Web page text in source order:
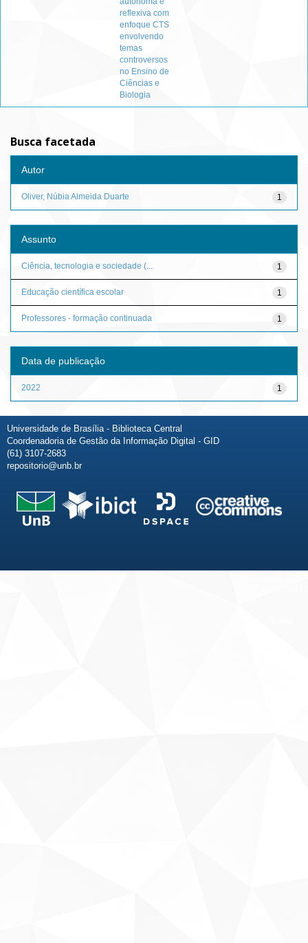
reflexiva com
enfoque CTS
envolvendo
temas
controversos
no Ensino de
Ciências e
Biologia
Busca facetada
Autor
1
Oliver, Núbia Almeida Duarte
Assunto
1
Ciência, tecnologia e sociedade (...
1
Educação científica escolar
1
Professores - formação continuada
Data de publicação
1
2022
Universidade de Brasília - Biblioteca Central
Coordenadoria de Gestão da Informação Digital - GID
(61) 3107-2683
repositorio@unb.br